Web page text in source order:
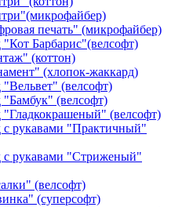
печать" (микрофайбер)
Барбарис"(велсофт)
(коттон)
(хлопок-жаккард)
(велсофт)
(велсофт)
(велсофт)
с рукавами "Практичный"
с рукавами "Стриженый"
(велсофт)
(суперсофт)